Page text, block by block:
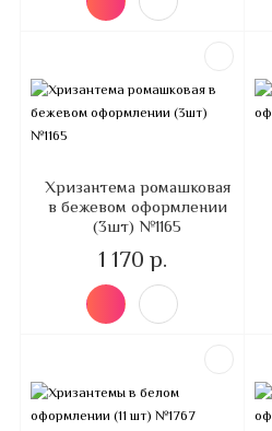
Хризантема ромашковая
в бежевом оформлении
(3шт) №1165
1 170 р.